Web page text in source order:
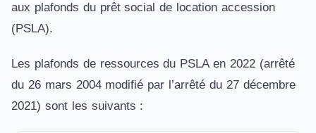
aux plafonds du prêt social de location accession
(PSLA).
Les plafonds de ressources du PSLA en 2022 (arrêté
du 26 mars 2004 modifié par l’arrêté du 27 décembre
2021) sont les suivants :